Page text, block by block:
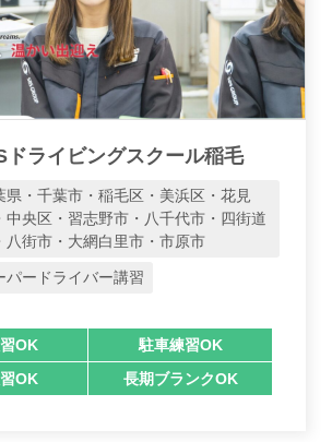
運営会社
登録はこちら
ドライビングスクール稲毛
県・千葉市・稲毛区・美浜区・花見
中央区・習志野市・八千代市・四街道
八街市・大網白里市・市原市
パードライバー講習
OK
駐車練習OK
OK
長期ブランクOK